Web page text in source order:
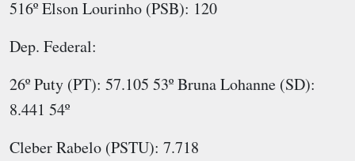
516º Elson Lourinho (PSB): 120
Dep. Federal:
26º Puty (PT): 57.105 53º Bruna Lohanne (SD):
8.441 54º
Cleber Rabelo (PSTU): 7.718